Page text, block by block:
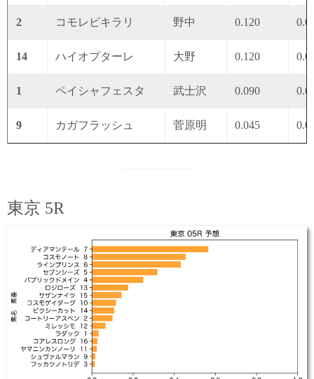
2 コモレビキラリ 野中 0.120
14 ハイオプターレ 大野 0.120
1 ペイシャフェスタ 武士沢 0.090
9 カガフラッシュ 菅原明 0.045
東京 5R